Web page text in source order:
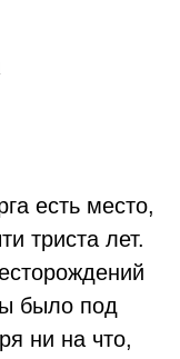
есть место,
триста лет.
было под
ни на что,